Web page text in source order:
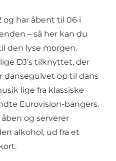
og har åbent til 06 i
– så her kan du
den lyse morgen.
DJ’s tilknyttet, der
dansegulvet op til dans
lige fra klassiske
Eurovision-bangers.
og serverer
alkohol, ud fra et